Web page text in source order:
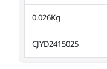
0.026Kg
CJYD2415025